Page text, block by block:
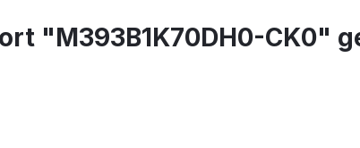
"M393B1K70DH0-CK0"